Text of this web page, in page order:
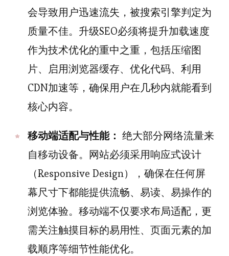
会导致用户迅速流失，被搜索引擎判定为
质量不佳。升级SEO必须将提升加载速度
作为技术优化的重中之重，包括压缩图
片、启用浏览器缓存、优化代码、利用
CDN加速等，确保用户在几秒内就能看到
核心内容。
移动端适配与性能： 绝大部分网络流量来
自移动设备。网站必须采用响应式设计
（Responsive Design），确保在任何屏
幕尺寸下都能提供流畅、易读、易操作的
浏览体验。移动端不仅要求布局适配，更
需关注触摸目标的易用性、页面元素的加
载顺序等细节性能优化。